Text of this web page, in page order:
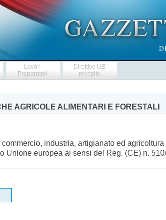
Lavori
Preparatori
Direttive UE
recepite
AGRICOLE ALIMENTARI E FORESTALI
industria, artigianato ed
Unione europea ai sensi del Reg. (CE) n.